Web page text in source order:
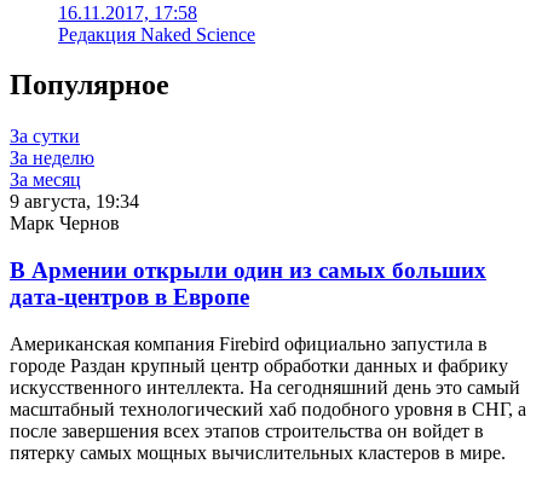
16.11.2017, 17:58
Редакция Naked Science
Популярное
За сутки
За неделю
За месяц
9 августа, 19:34
Марк Чернов
В Армении открыли один из самых больших
дата-центров в Европе
Американская компания Firebird официально запустила в
городе Раздан крупный центр обработки данных и фабрику
искусственного интеллекта. На сегодняшний день это самый
масштабный технологический хаб подобного уровня в СНГ, а
после завершения всех этапов строительства он войдет в
пятерку самых мощных вычислительных кластеров в мире.